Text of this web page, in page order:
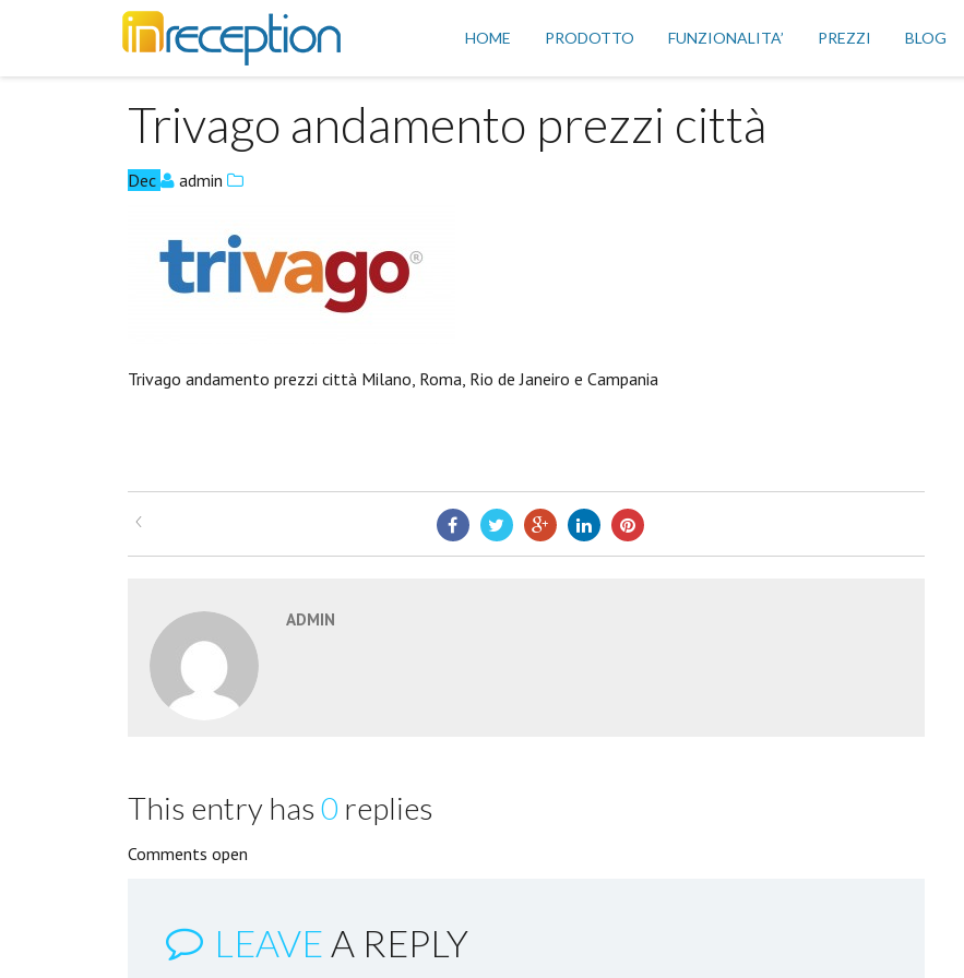
HOME PRODOTTO FUNZIONALITA’ PREZZI BLOG
Trivago andamento prezzi città
Dec admin
Trivago andamento prezzi città Milano, Roma, Rio de Janeiro e Campania
ADMIN
This entry has 0 replies
Comments open
LEAVE A REPLY